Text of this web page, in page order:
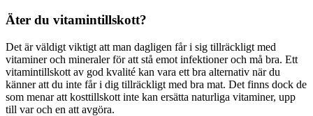
Äter du vitamintillskott?
Det är väldigt viktigt att man dagligen får i sig tillräckligt med
vitaminer och mineraler för att stå emot infektioner och må bra. Ett
vitamintillskott av god kvalité kan vara ett bra alternativ när du
känner att du inte får i dig tillräckligt med bra mat. Det finns dock de
som menar att kosttillskott inte kan ersätta naturliga vitaminer, upp
till var och en att avgöra.